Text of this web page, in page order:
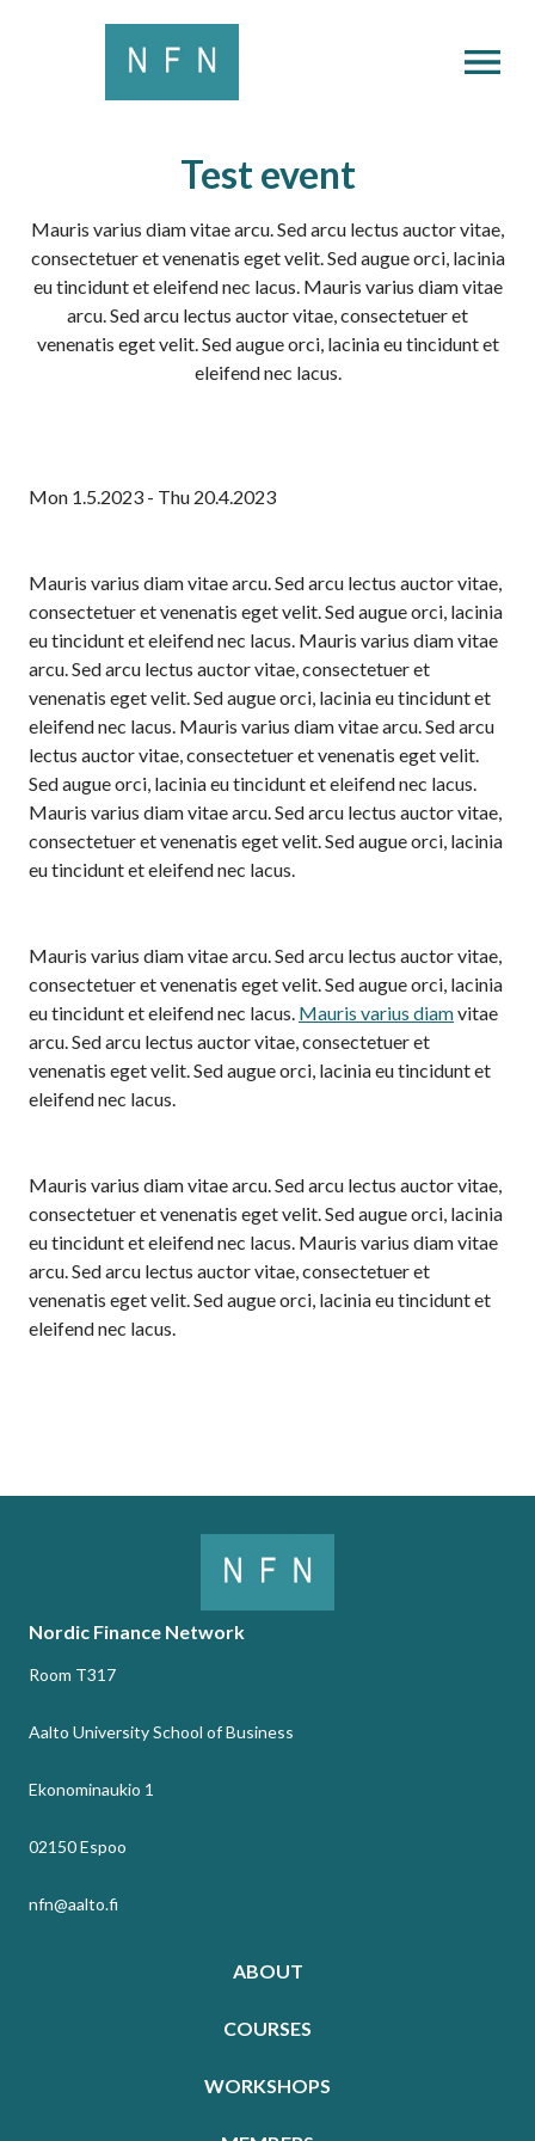
Test event
Mauris varius diam vitae arcu. Sed arcu lectus auctor vitae,
consectetuer et venenatis eget velit. Sed augue orci, lacinia
eu tincidunt et eleifend nec lacus. Mauris varius diam vitae
arcu. Sed arcu lectus auctor vitae, consectetuer et
venenatis eget velit. Sed augue orci, lacinia eu tincidunt et
eleifend nec lacus.
Mon 1.5.2023 - Thu 20.4.2023
Mauris varius diam vitae arcu. Sed arcu lectus auctor vitae,
consectetuer et venenatis eget velit. Sed augue orci, lacinia
eu tincidunt et eleifend nec lacus. Mauris varius diam vitae
arcu. Sed arcu lectus auctor vitae, consectetuer et
venenatis eget velit. Sed augue orci, lacinia eu tincidunt et
eleifend nec lacus. Mauris varius diam vitae arcu. Sed arcu
lectus auctor vitae, consectetuer et venenatis eget velit.
Sed augue orci, lacinia eu tincidunt et eleifend nec lacus.
Mauris varius diam vitae arcu. Sed arcu lectus auctor vitae,
consectetuer et venenatis eget velit. Sed augue orci, lacinia
eu tincidunt et eleifend nec lacus.
Mauris varius diam vitae arcu. Sed arcu lectus auctor vitae,
consectetuer et venenatis eget velit. Sed augue orci, lacinia
eu tincidunt et eleifend nec lacus. Mauris varius diamvitae
arcu. Sed arcu lectus auctor vitae, consectetuer et
venenatis eget velit. Sed augue orci, lacinia eu tincidunt et
eleifend nec lacus.
Mauris varius diam vitae arcu. Sed arcu lectus auctor vitae,
consectetuer et venenatis eget velit. Sed augue orci, lacinia
eu tincidunt et eleifend nec lacus. Mauris varius diam vitae
arcu. Sed arcu lectus auctor vitae, consectetuer et
venenatis eget velit. Sed augue orci, lacinia eu tincidunt et
eleifend nec lacus.
Nordic Finance Network
Room T317
Aalto University School of Business
Ekonominaukio 1
02150 Espoo
nfn@aalto.fi
ABOUT
COURSES
WORKSHOPS